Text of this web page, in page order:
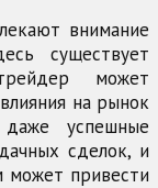
внимание
существует
может
на рынок
успешные
сделок, и
может привести